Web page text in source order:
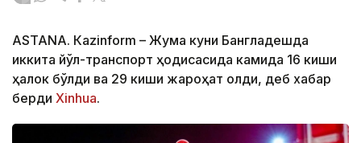
ASTANА. Кazinform – Жума куни Бангладешда
иккита йўл-транспорт ҳодисасида камида 16 киши
ҳалок бўлди ва 29 киши жароҳат олди, деб хабар
берди Xinhua.